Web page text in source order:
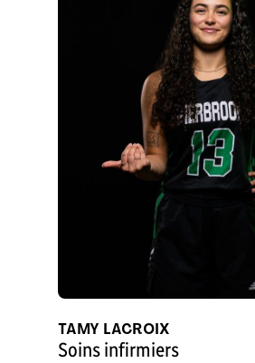
TAMY LACROIX
Soins infirmiers